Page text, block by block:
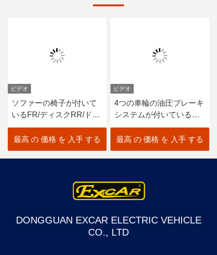
ビデオ
ソファーの椅子が付いて
いるFR/ディスクRR/ドラ
ム14 Seaterの電気観光バ
ス
最高 の 価格 を 入手 する
ビデオ
4つの車輪の油圧ブレーキ
システムが付いている小
型電気観光バス
最高 の 価格 を 入手 する
DONGGUAN EXCAR ELECTRIC VEHICLE
CO., LTD